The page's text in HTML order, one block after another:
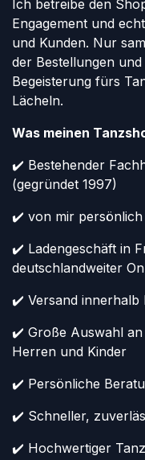
Ich betreibe den
Engagement und
und Kunden. Nur
der Bestellungen
Begeisterung fürs
Lächeln.
Was meinen
✔️ Bestehender
(gegründet 1997)
✔️ von mir persönlich
✔️ Ladengeschäft in
deutschlandweiter
✔️ Versand innerhalb
✔️ Große Auswahl
Herren und Kinder
✔️ Persönliche
✔️ Schneller,
✔️ Hochwertiger